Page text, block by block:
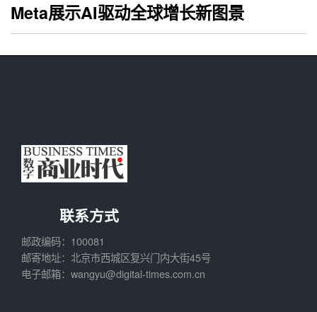
Meta展示AI驱动全球增长新图景
联系方式
邮政编码：100081
邮寄地址：北京市西城区复兴门内大街45号
电子邮箱：wangyu@digital-times.com.cn